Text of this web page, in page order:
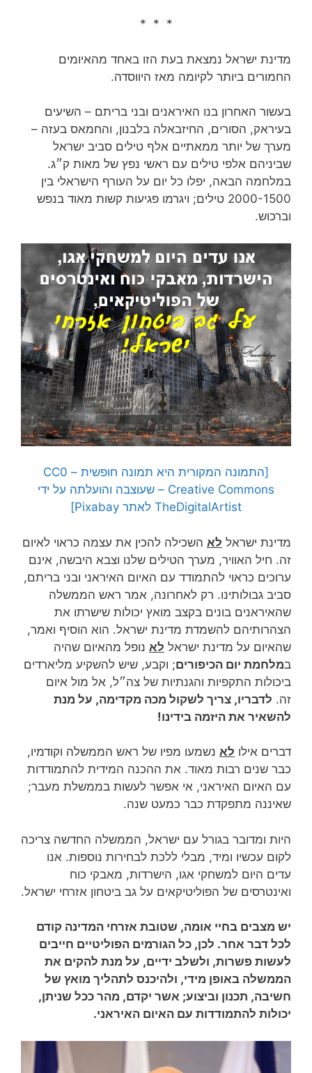
* * *
מדינת ישראל נמצאת בעת הזו באחד מהאיומים
החמורים ביותר לקיומה מאז היווסדה.
בעשור האחרון בנו האיראנים ובני בריתם – השיעים
בעיראק, הסורים, החיזבאלה בלבנון, והחמאס בעזה –
מערך של יותר ממאתיים אלף טילים סביב ישראל
שביניהם אלפי טילים עם ראשי נפץ של מאות ק״ג.
במלחמה הבאה, יפלו כל יום על העורף הישראלי בין
2000-1500 טילים; ויגרמו פגיעות קשות מאוד בנפש
וברכוש.
[התמונה המקורית היא תמונה חופשית – CC0
Creative Commons – שעוצבה והועלתה על ידי
TheDigitalArtist לאתר Pixabay]
מדינת ישראל לא השכילה להכין את עצמה כראוי לאיום
זה. חיל האוויר, מערך הטילים שלנו וצבא היבשה, אינם
ערוכים כראוי להתמודד עם האיום האיראני ובני בריתם,
סביב גבולותינו. רק לאחרונה, אמר ראש הממשלה
שהאיראנים בונים בקצב מואץ יכולות שישרתו את
הצהרותיהם להשמדת מדינת ישראל. הוא הוסיף ואמר,
שהאיום על מדינת ישראל לא נופל מהאיום שהיה
במלחמת יום הכיפורים; וקבע, שיש להשקיע מליארדים
ביכולות התקפיות והגנתיות של צה״ל, אל מול איום
זה. לדבריו, צריך לשקול מכה מקדימה, על מנת
להשאיר את היזמה בידינו!
דברים אילו לא נשמעו מפיו של ראש הממשלה וקודמיו,
כבר שנים רבות מאוד. את ההכנה המידית להתמודדות
עם האיום האיראני, אי אפשר לעשות בממשלת מעבר;
שאיננה מתפקדת כבר כמעט שנה.
היות ומדובר בגורל עם ישראל, הממשלה החדשה צריכה
לקום עכשיו ומיד, מבלי ללכת לבחירות נוספות. אנו
עדים היום למשחקי אגו, הישרדות, מאבקי כוח
ואינטרסים של הפוליטיקאים על גב ביטחון אזרחי ישראל.
יש מצבים בחיי אומה, שטובת אזרחי המדינה קודם
לכל דבר אחר. לכן, כל הגורמים הפוליטיים חייבים
לעשות פשרות, ולשלב ידיים, על מנת להקים את
הממשלה באופן מידי, ולהיכנס לתהליך מואץ של
חשיבה, תכנון וביצוע; אשר יקדם, מהר ככל שניתן,
יכולות להתמודדות עם האיום האיראני.